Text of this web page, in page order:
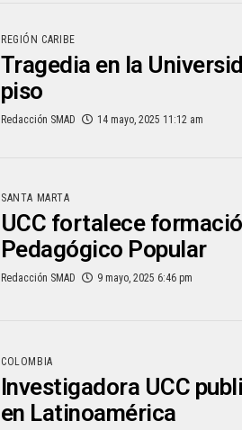
REGIÓN CARIBE
Tragedia en la
piso
Redacción SMAD 14 mayo, 2025 11:12 am
SANTA MARTA
UCC fortalece
Pedagógico Popular
Redacción SMAD 9 mayo, 2025 6:46 pm
COLOMBIA
Investigadora UCC
en Latinoamérica